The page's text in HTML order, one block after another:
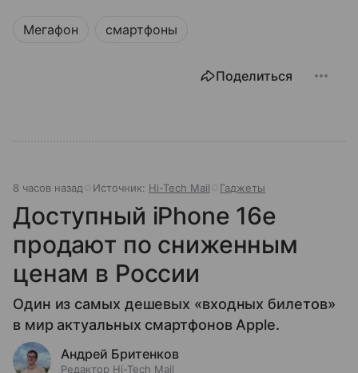
Мегафон смартфоны
Поделиться
8 часов назад Источник: Hi-Tech Mail Гаджеты
Доступный iPhone 16e
продают по сниженным
ценам в России
Один из самых дешевых «входных билетов»
в мир актуальных смартфонов Apple.
Андрей Бритенков
Редактор Hi-Tech Mail